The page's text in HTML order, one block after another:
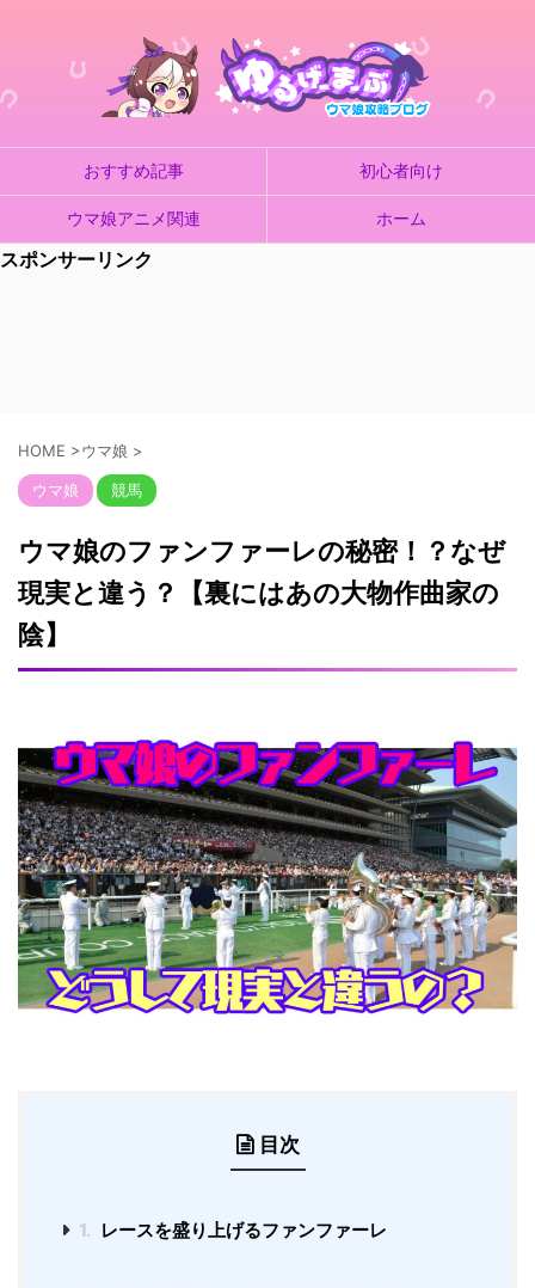
おすすめ記事 初心者向け
ウマ娘アニメ関連 ホーム
スポンサーリンク
HOME >ウマ娘 >
ウマ娘 競馬
ウマ娘のファンファーレの秘密！？なぜ
現実と違う？【裏にはあの大物作曲家の
陰】
目次
1. レースを盛り上げるファンファーレ